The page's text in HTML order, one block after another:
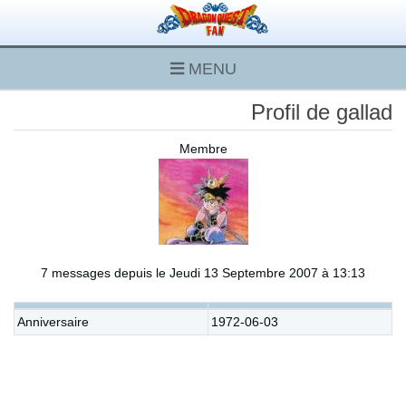
MENU
Profil de gallad
Membre
7 messages depuis le Jeudi 13 Septembre 2007 à 13:13
Anniversaire 1972-06-03